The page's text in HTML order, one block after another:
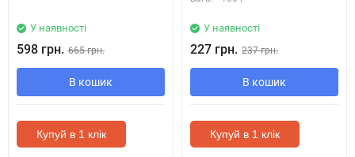
У наявності
598 грн. 665 грн.
В кошик
Купуй в 1 клік
У наявності
227 грн. 237 грн.
В кошик
Купуй в 1 клік